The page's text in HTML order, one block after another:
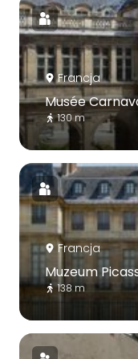
Francja
Musée
130 m
Francja
Muzeum
138 m